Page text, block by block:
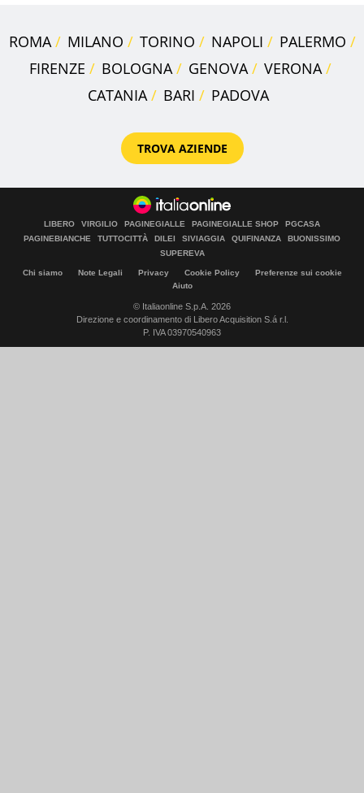
ROMA MILANO TORINO NAPOLI
PALERMO
FIRENZE
BOLOGNA GENOVA
VERONA
CATANIA
BARI PADOVA
TROVA AZIENDE
LIBERO VIRGILIO PAGINEGIALLE PAGINEGIALLE SHOP
PGCASA
PAGINEBIANCHE
TUTTOCITTÀ DILEI SIVIAGGIA QUIFINANZA
BUONISSIMO
SUPEREVA
Chi siamo Note Legali Privacy Cookie Policy
Preferenze sui cookie
Aiuto
© Italiaonline S.p.A. 2026
Direzione e coordinamento di Libero Acquisition S.á r.l.
P. IVA 03970540963